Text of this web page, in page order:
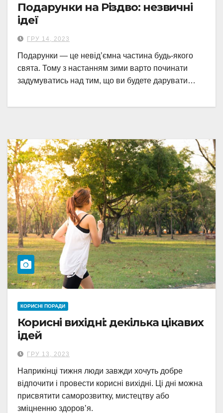
Подарунки на Різдво: незвичні
ідеї
ГРУ 14, 2023
Подарунки — це невідʼємна частина будь-якого
свята. Тому з настанням зими варто починати
задумуватись над тим, що ви будете дарувати…
КОРИСНІ ПОРАДИ
Корисні вихідні: декілька цікавих
ідей
ГРУ 13, 2023
Наприкінці тижня люди завжди хочуть добре
відпочити і провести корисні вихідні. Ці дні можна
присвятити саморозвитку, мистецтву або
зміцненню здоровʼя.